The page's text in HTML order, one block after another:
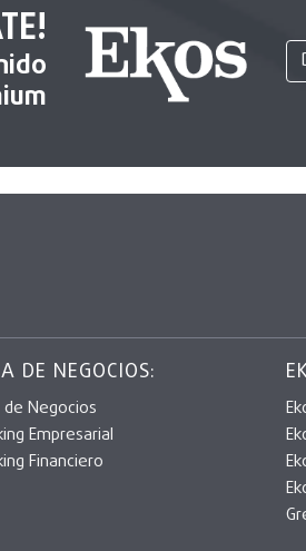
DE NEGOCIOS:
de Negocios
Empresarial
Financiero